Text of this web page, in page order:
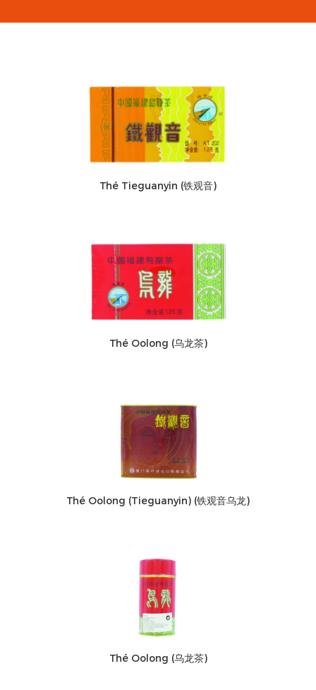
Thé Tieguanyin (铁观音)
Thé Oolong (乌龙茶)
Thé Oolong (Tieguanyin) (铁观音乌龙)
Thé Oolong (乌龙茶)